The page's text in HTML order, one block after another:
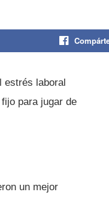
estrés laboral
para jugar de
un mejor